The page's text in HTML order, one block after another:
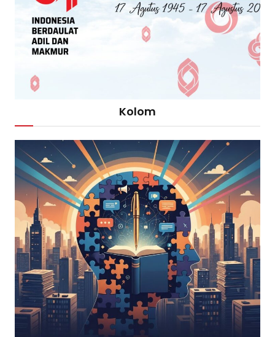
Kolom